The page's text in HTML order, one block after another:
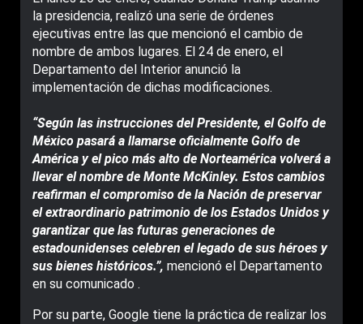
la presidencia, realizó una serie de órdenes
ejecutivas entre las que mencionó el cambio de
nombre de ambos lugares. El 24 de enero, el
Departamento del Interior anunció la
implementación de dichas modificaciones.
“Según las instrucciones del Presidente, el Golfo de
México pasará a llamarse oficialmente Golfo de
América y el pico más alto de Norteamérica volverá a
llevar el nombre de Monte McKinley. Estos cambios
reafirman el compromiso de la Nación de preservar
el extraordinario patrimonio de los Estados Unidos y
garantizar que las futuras generaciones de
estadounidenses celebren el legado de sus héroes y
sus bienes históricos.”, mencionó el Departamento
en su comunicado .
Por su parte, Google tiene la práctica de realizar los